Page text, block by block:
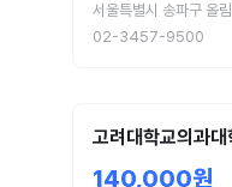
서울특별시 송파구 올
02-3457-9500
고려대학교의과
140,000원